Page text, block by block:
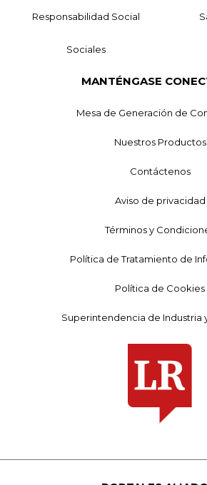
Responsabilidad Social
Sociales
MANTÉNGASE
Mesa de Generación de
Nuestros Productos
Contáctenos
Aviso de privacidad
Términos y
Política de Tratamiento de
Política de Cookies
Superintendencia de Industria